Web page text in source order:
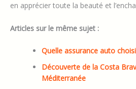
en apprécier toute la beauté et
Articles sur le même sujet :
Quelle assurance auto
Découverte de la Costa
Méditerranée